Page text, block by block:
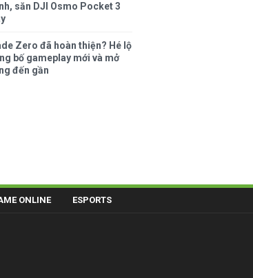
săn DJI Osmo Pocket 3
Zero đã hoàn thiện? Hé lộ
bố gameplay mới và mở
đến gần
ONLINE ESPORTS